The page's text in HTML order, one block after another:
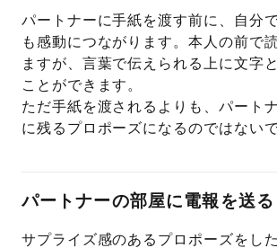
パートナーに手紙を渡す前に、自分
も感動につながります。本人の前で
ますが、言葉で伝えられる上に文字
ことができます。
ただ手紙を渡されるよりも、パート
に残るプロポーズになるのではない
パートナーの部屋に電報を送る
サプライズ感のあるプロポーズをし